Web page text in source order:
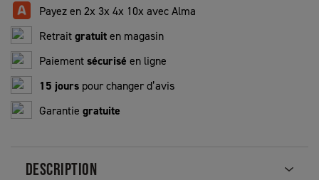
Payez en 2x 3x 4x 10x avec Alma
Retraitgratuiten magasin
Paiementsécurisé en ligne
15 jours pour changer d’avis
Garantie gratuite
DESCRIPTION